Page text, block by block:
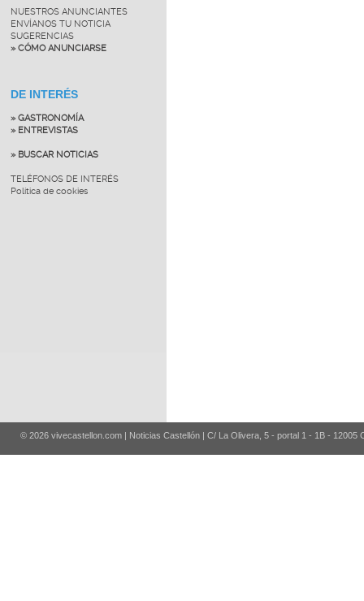
NUESTROS ANUNCIANTES
ENVÍANOS TU NOTICIA
SUGERENCIAS
» CÓMO ANUNCIARSE
DE INTERÉS
» GASTRONOMÍA
» ENTREVISTAS
» BUSCAR NOTICIAS
TELÉFONOS DE INTERÉS
Política de cookies
© 2026 vivecastellon.com | Noticias Castellón | C/ La Olivera, 5 - portal 1 - 1B - 12005